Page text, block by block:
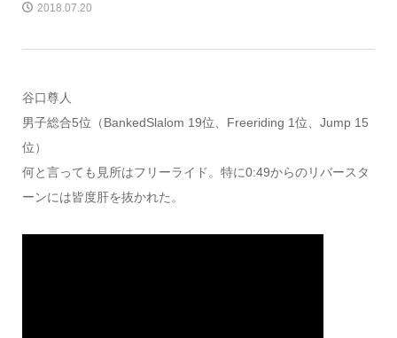
2018.07.20
谷口尊人
男子総合5位（BankedSlalom 19位、Freeriding 1位、Jump 15
位）
何と言っても見所はフリーライド。特に0:49からのリバースタ
ーンには皆度肝を抜かれた。